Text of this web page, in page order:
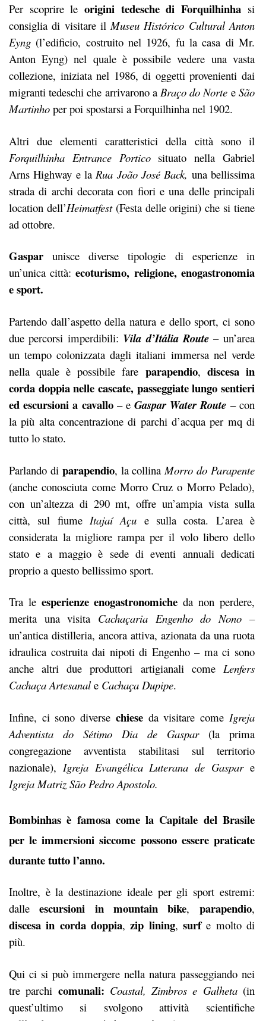
Per scoprire leorigini tedesche di Forquilhinha si
consiglia di visitare ilMuseu Histórico Cultural Anton
Eyng (l’edificio, costruito nel 1926, fu la casa di Mr.
Anton Eyng) nel quale è possibile vedere una vasta
collezione, iniziata nel 1986, di oggetti provenienti dai
migranti tedeschi che arrivarono aBraço do Norte e São
Martinho per poi spostarsi a Forquilhinha nel 1902.
Altri due elementi caratteristici della città sono il
Forquilhinha Entrance Portico situato nella Gabriel
Arns Highway e la Rua João José Back, una bellissima
strada di archi decorata con fiori e una delle principali
location dell’Heimatfest (Festa delle origini) che si tiene
ad ottobre.
Gasparunisce diverse tipologie di esperienze in
un’unica città:ecoturismo, religione, enogastronomia
e sport.
Partendo dall’aspetto della natura e dello sport, ci sono
due percorsi imperdibili: Vila d’Itália Route – un’area
un tempo colonizzata dagli italiani immersa nel verde
nella quale è possibile fare parapendio, discesa in
corda doppia nelle cascate, passeggiate lungo sentieri
ed escursioni a cavallo– eGaspar Water Route – con
la più alta concentrazione di parchi d’acqua per mq di
tutto lo stato.
Parlando di parapendio, la collina Morro do Parapente
(anche conosciuta come Morro Cruz o Morro Pelado),
con un’altezza di 290 mt, offre un’ampia vista sulla
città, sul fiume Itajaí Açu e sulla costa. L’area è
considerata la migliore rampa per il volo libero dello
stato e a maggio è sede di eventi annuali dedicati
proprio a questo bellissimo sport.
Tra le esperienze enogastronomiche da non perdere,
merita una visita Cachaçaria Engenho do Nono –
un’antica distilleria, ancora attiva, azionata da una ruota
idraulica costruita dai nipoti di Engenho – ma ci sono
anche altri due produttori artigianali come Lenfers
Cachaça Artesanale Cachaça Dupipe.
Infine, ci sono diverse chieseda visitare come Igreja
Adventista do Sétimo Dia de Gaspar(la prima
congregazione avventista stabilitasi sul territorio
nazionale), Igreja Evangélica Luterana de Gaspare
Igreja Matriz São Pedro Apostolo.
Bombinhasè famosa come la Capitale del Brasile
per leimmersioni siccome possono essere praticate
durante tutto l’anno.
Inoltre, è la destinazione ideale per gli sport estremi:
dalleescursioni in mountain bike, parapendio,
discesa in corda doppia,zip lining, surfe molto di
più.
Qui ci si può immergere nella natura passeggiando nei
tre parchi comunali: Coastal, Zimbros e Galheta(in
quest’ultimo si svolgono attività scientifiche